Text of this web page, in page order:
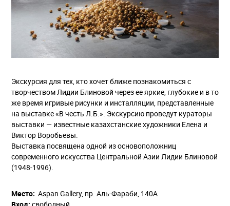
Экскурсия для тех, кто хочет ближе познакомиться с
творчеством Лидии Блиновой через ее яркие, глубокие и в то
же время игривые рисунки и инсталляции, представленные
на выставке «В честь Л.Б.». Экскурсию проведут кураторы
выставки — известные казахстанские художники Елена и
Виктор Воробьевы.
Выставка посвящена одной из основоположниц
современного искусства Центральной Азии Лидии Блиновой
(1948-1996).
Место: Aspan Gallery, пр. Аль-Фараби, 140А
Вход: свободный